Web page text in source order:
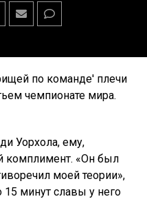
по команде' плечи
чемпионате мира.
Уорхола, ему,
комплимент. «Он был
моей теории»,
минут славы у него